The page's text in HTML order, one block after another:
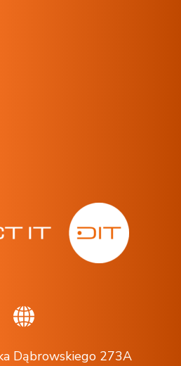
Dąbrowskiego 273A